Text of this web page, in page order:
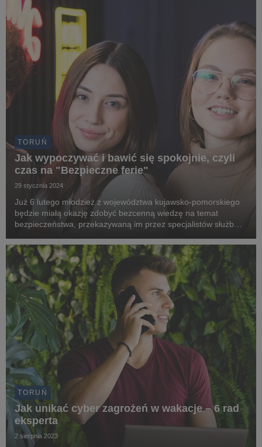
TORUŃ
Jak wypoczywać i bawić się spokojnie, czyli
czas na "Bezpieczne ferie"
29 stycznia 2024
Już 6 lutego młodzież z województwa kujawsko-pomorskiego
będzie miałą okazję zdobyć bezcenną wiedzę na temat
bezpieczeństwa, przekazywaną im przez specjalistów służb
TORUŃ
Jak unikać cyber zagrożeń w wakacje – 6 rad
eksperta
2 sierpnia 2023